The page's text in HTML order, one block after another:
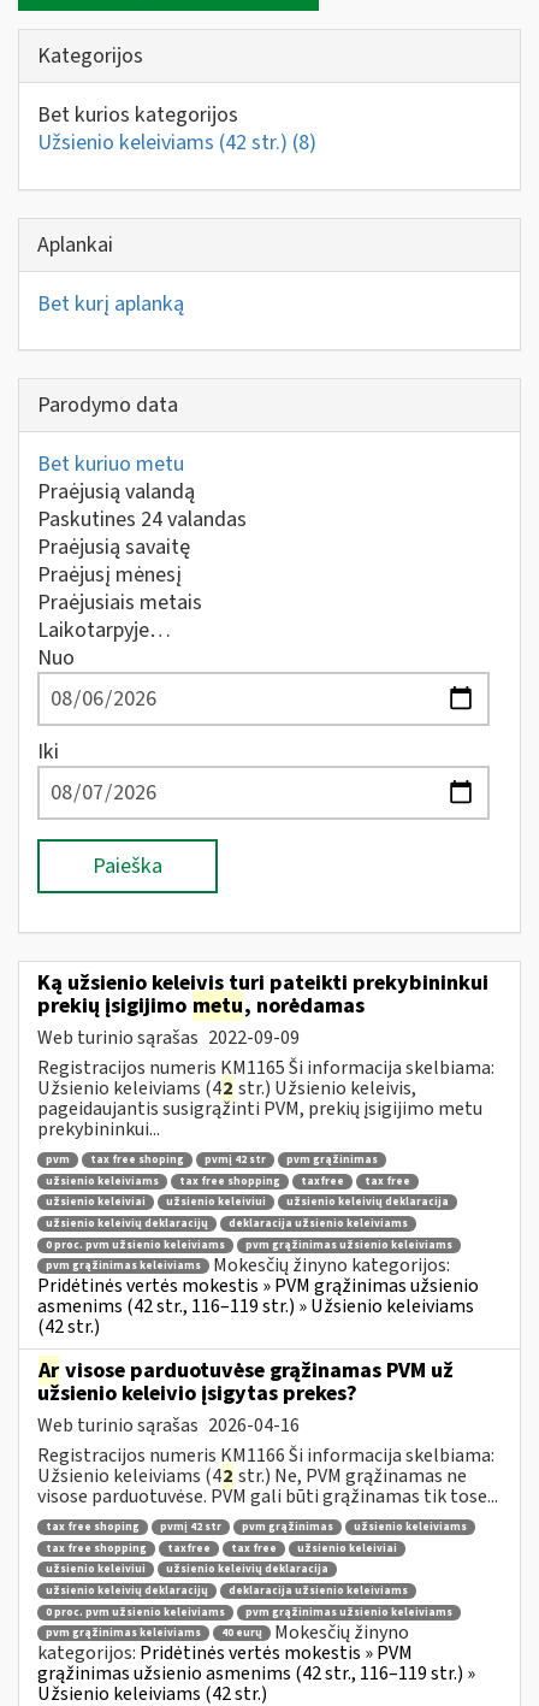
Kategorijos
Bet kurios kategorijos
Užsienio keleiviams (42 str.) (8)
Aplankai
Bet kurį aplanką
Parodymo data
Bet kuriuo metu
Praėjusią valandą
Paskutines 24 valandas
Praėjusią savaitę
Praėjusį mėnesį
Praėjusiais metais
Laikotarpyje…
Nuo
Iki
Paieška
Ką užsienio keleivis turi pateikti prekybininkui
prekių įsigijimo metu, norėdamas
Web turinio sąrašas 2022-09-09
Registracijos numeris KM1165 Ši informacija skelbiama:
Užsienio keleiviams (42 str.) Užsienio keleivis,
pageidaujantis susigrąžinti PVM, prekių įsigijimo metu
prekybininkui...
pvm tax free shoping pvmį 42 str
pvm grąžinimas
užsienio keleiviams
tax free shopping taxfree
tax free
užsienio keleiviai
užsienio keleiviui
užsienio keleivių deklaracija
užsienio keleivių deklaracijų
deklaracija užsienio keleiviams
0 proc. pvm užsienio keleiviams
pvm grąžinimas užsienio keleiviams
pvm grąžinimas keleiviams
Mokesčių žinyno kategorijos:
Pridėtinės vertės mokestis » PVM grąžinimas užsienio
asmenims (42 str., 116–119 str.) » Užsienio keleiviams
(42 str.)
Ar visose parduotuvėse grąžinamas PVM už
užsienio keleivio įsigytas prekes?
Web turinio sąrašas 2026-04-16
Registracijos numeris KM1166 Ši informacija skelbiama:
Užsienio keleiviams (42 str.) Ne, PVM grąžinamas ne
visose parduotuvėse. PVM gali būti grąžinamas tik tose...
tax free shoping pvmį 42 str pvm grąžinimas
užsienio keleiviams
tax free shopping
taxfree tax free
užsienio keleiviai
užsienio keleiviui
užsienio keleivių deklaracija
užsienio keleivių deklaracijų
deklaracija užsienio keleiviams
0 proc. pvm užsienio keleiviams
pvm grąžinimas užsienio keleiviams
pvm grąžinimas keleiviams
40 eurų
Mokesčių žinyno
kategorijos: Pridėtinės vertės mokestis » PVM
grąžinimas užsienio asmenims (42 str., 116–119 str.) »
Užsienio keleiviams (42 str.)